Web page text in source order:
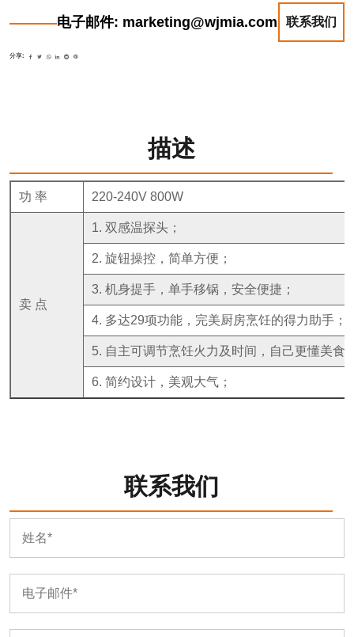
电子邮件: marketing@wjmia.com 联系我们
分享:
描述
功 率 220-240V 800W
卖 点
1. 双感温探头；
2. 旋钮操控，简单方便；
3. 机身提手，单手移锅，安全便捷；
4. 多达29项功能，完美厨房烹饪的得力助手；
5. 自主可调节烹饪火力及时间，自己更懂美食
6. 简约设计，美观大气；
联系我们